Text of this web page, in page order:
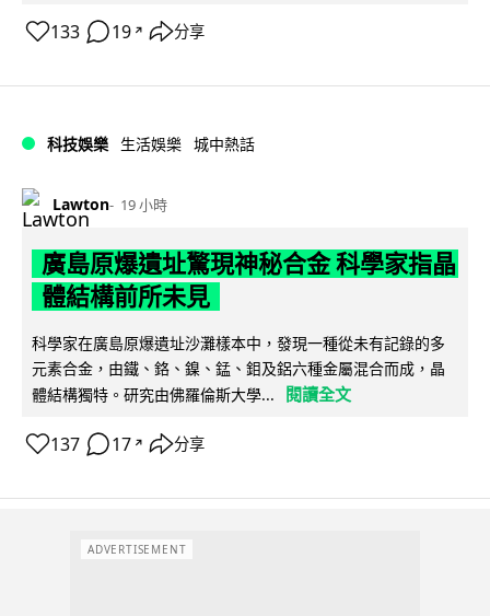
133 19 ↗ 分享
科技娛樂 生活娛樂 城中熱話
Lawton 19 小時
廣島原爆遺址驚現神秘合金 科學家指晶
體結構前所未見
科學家在廣島原爆遺址沙灘樣本中，發現一種從未有記錄的多
元素合金，由鐵、鉻、鎳、錳、鉬及鋁六種金屬混合而成，晶
體結構獨特。研究由佛羅倫斯大學...
閱讀全文
137 17 ↗ 分享
ADVERTISEMENT